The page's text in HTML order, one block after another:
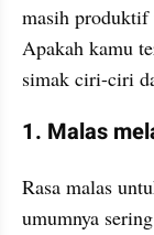
masih produktif
Apakah kamu
simak ciri-ciri
1. Malas
Rasa malas
umumnya